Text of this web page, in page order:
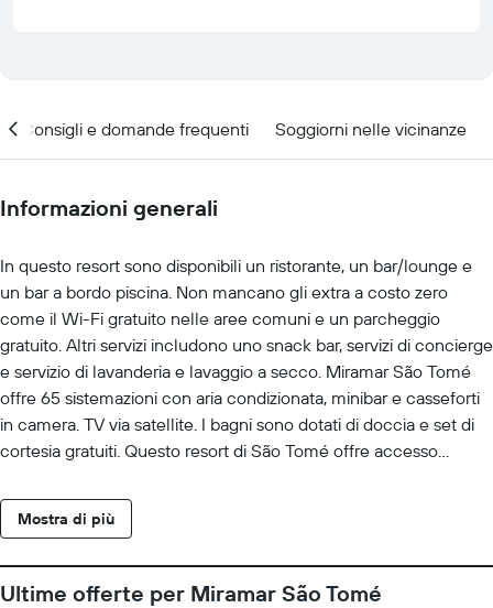
Consigli e domande frequenti Soggiorni nelle vicinanze
Informazioni generali
In questo resort sono disponibili un ristorante, un bar/lounge e
un bar a bordo piscina. Non mancano gli extra a costo zero
come il Wi-Fi gratuito nelle aree comuni e un parcheggio
gratuito. Altri servizi includono uno snack bar, servizi di concierge
e servizio di lavanderia e lavaggio a secco. Miramar São Tomé
offre 65 sistemazioni con aria condizionata, minibar e casseforti
in camera. TV via satellite. I bagni sono dotati di doccia e set di
cortesia gratuiti. Questo resort di São Tomé offre accesso
giorni. Le attività ricreative elencate di seguito sono disponibili in
loco o nelle vicinanze. È possibile che siano a pagamento.
Mostra di più
Ultime offerte per Miramar São Tomé